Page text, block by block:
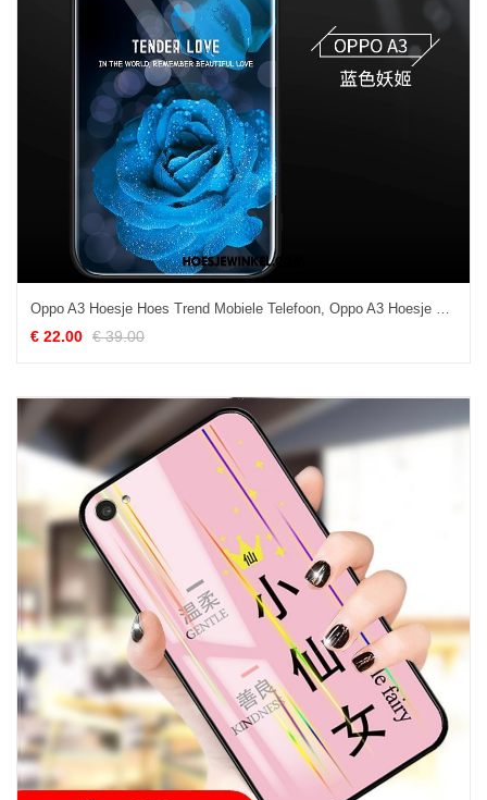
Oppo A3 Hoesje Hoes Trend Mobiele Telefoon, Oppo A3 Hoesje Bescherming Koel
€ 22.00 € 39.00